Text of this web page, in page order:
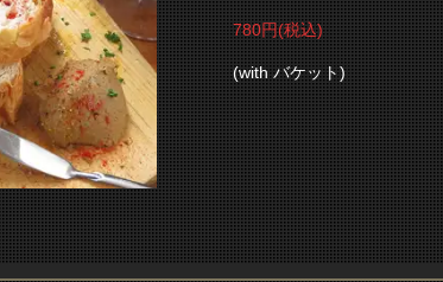
780円(税込)
(with バケット)